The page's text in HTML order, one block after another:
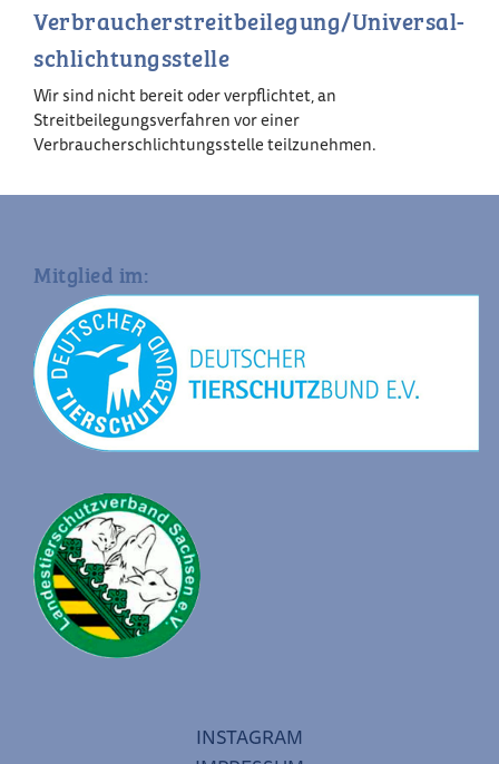
Verbraucher­streit­beilegung/Universal­
schlichtungs­stelle
Wir sind nicht bereit oder verpflichtet, an
Streitbeilegungsverfahren vor einer
Verbraucherschlichtungsstelle teilzunehmen.
Mitglied im:
INSTAGRAM